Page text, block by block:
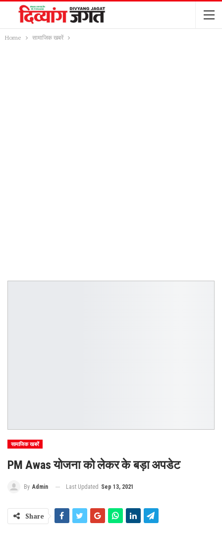
Home सामाजिक खबरें
सामाजिक खबरें
PM Awas योजना को लेकर के बड़ा अपडेट
By Admin Last Updated Sep 13, 2021
Share